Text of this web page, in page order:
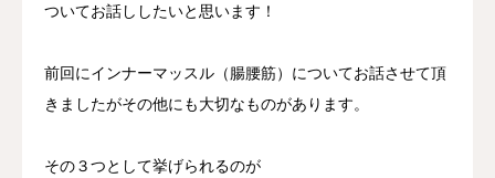
ついてお話ししたいと思います！
前回にインナーマッスル（腸腰筋）についてお話させて頂
きましたがその他にも大切なものがあります。
その３つとして挙げられるのが